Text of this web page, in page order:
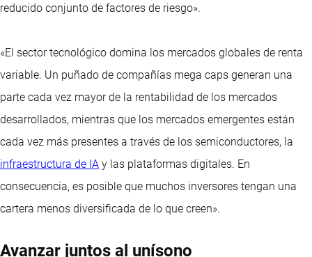
reducido conjunto de factores de riesgo».
«El sector tecnológico domina los mercados globales de renta
variable. Un puñado de compañías mega caps generan una
parte cada vez mayor de la rentabilidad de los mercados
desarrollados, mientras que los mercados emergentes están
cada vez más presentes a través de los semiconductores, la
infraestructura de IA y las plataformas digitales. En
consecuencia, es posible que muchos inversores tengan una
cartera menos diversificada de lo que creen».
Avanzar juntos al unísono